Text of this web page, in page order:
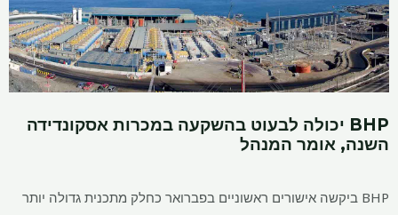
BHP יכולה לבעוט בהשקעה במכרות אסקונדידה
השנה, אומר המנהל
BHP ביקשה אישורים ראשוניים בפברואר כחלק מתכנית גדולה יותר